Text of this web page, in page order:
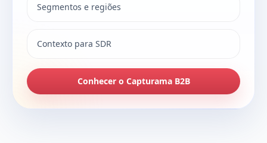
Segmentos e regiões
Contexto para SDR
Conhecer o Capturama B2B